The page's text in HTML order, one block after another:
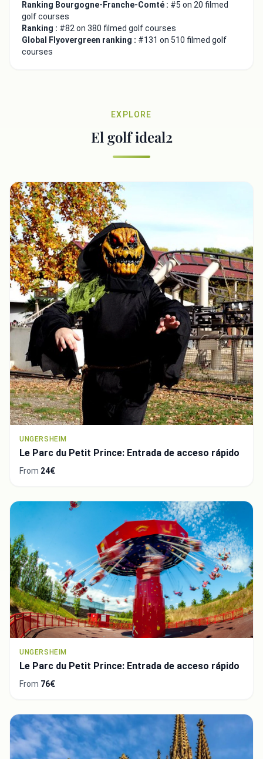
Ranking Bourgogne-Franche-Comté : #5 on 20 filmed
golf courses
Ranking : #82 on 380 filmed golf courses
Global Flyovergreen ranking : #131 on 510 filmed golf
courses
EXPLORE
El golf ideal2
UNGERSHEIM
Le Parc du Petit Prince: Entrada de acceso rápido
From 24€
UNGERSHEIM
Le Parc du Petit Prince: Entrada de acceso rápido
From 76€